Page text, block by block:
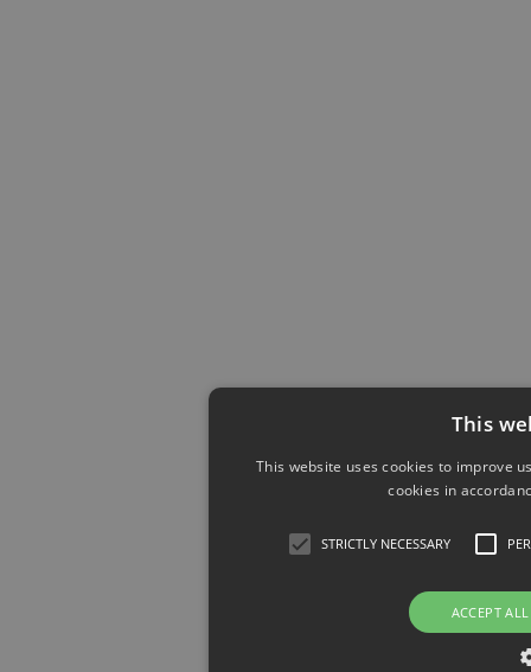
This
This website uses cookies to improve
cookies in
STRICTLY NECESSARY
ACCEPT ALL